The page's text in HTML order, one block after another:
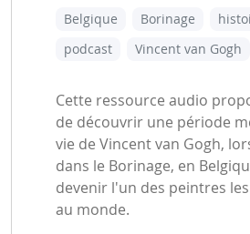
Belgique Borinage
podcast
Vincent van Gogh
Cette ressource audio
de découvrir une période
vie de Vincent van Gogh,
dans le Borinage, en
devenir l'un des peintres
au monde.